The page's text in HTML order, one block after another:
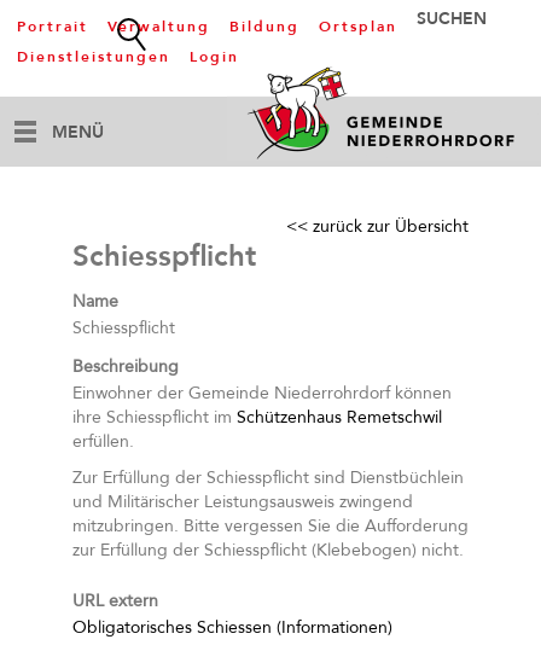
Portrait Verwaltung Bildung
Ortsplan
Dienstleistungen
Login
MENÜ
<< zurück zur Übersicht
Schiesspflicht
Name
Schiesspflicht
Beschreibung
Einwohner der Gemeinde Niederrohrdorf können
ihre Schiesspflicht im Schützenhaus Remetschwil
erfüllen.
Zur Erfüllung der Schiesspflicht sind Dienstbüchlein
und Militärischer Leistungsausweis zwingend
mitzubringen. Bitte vergessen Sie die Aufforderung
zur Erfüllung der Schiesspflicht (Klebebogen) nicht.
URL extern
Obligatorisches Schiessen (Informationen)